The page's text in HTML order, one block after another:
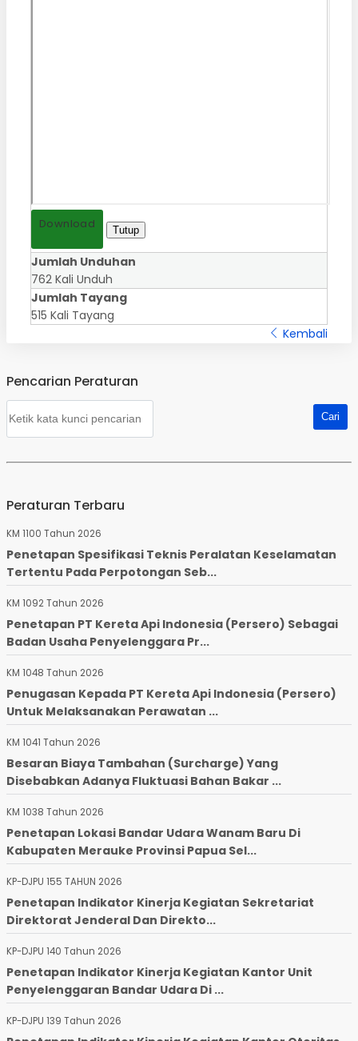
Download Tutup
Jumlah Unduhan
762 Kali Unduh
Jumlah Tayang
515 Kali Tayang
Kembali
Pencarian Peraturan
Peraturan Terbaru
KM 1100 Tahun 2026
Penetapan Spesifikasi Teknis Peralatan Keselamatan
Tertentu Pada Perpotongan Seb...
KM 1092 Tahun 2026
Penetapan PT Kereta Api Indonesia (Persero) Sebagai
Badan Usaha Penyelenggara Pr...
KM 1048 Tahun 2026
Penugasan Kepada PT Kereta Api Indonesia (Persero)
Untuk Melaksanakan Perawatan ...
KM 1041 Tahun 2026
Besaran Biaya Tambahan (Surcharge) Yang
Disebabkan Adanya Fluktuasi Bahan Bakar ...
KM 1038 Tahun 2026
Penetapan Lokasi Bandar Udara Wanam Baru Di
Kabupaten Merauke Provinsi Papua Sel...
KP-DJPU 155 TAHUN 2026
Penetapan Indikator Kinerja Kegiatan Sekretariat
Direktorat Jenderal Dan Direkto...
KP-DJPU 140 Tahun 2026
Penetapan Indikator Kinerja Kegiatan Kantor Unit
Penyelenggaran Bandar Udara Di ...
KP-DJPU 139 Tahun 2026